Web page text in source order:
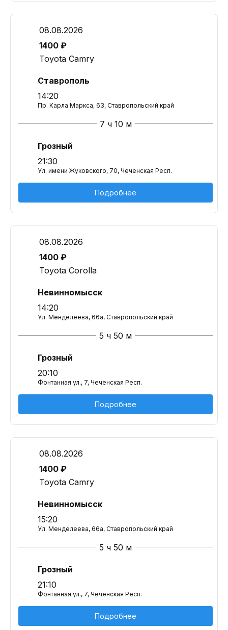
08.08.2026
1400 ₽
Toyota Camry
Ставрополь
14:20
Пр. Карла Маркса, 63, Ставропольский край
7 ч 10 м
Грозный
21:30
Ул. имени Жуковского, 70, Чеченская Респ.
Подробнее
08.08.2026
1400 ₽
Toyota Corolla
Невинномысск
14:20
Ул. Менделеева, 66а, Ставропольский край
5 ч 50 м
Грозный
20:10
Фонтанная ул., 7, Чеченская Респ.
Подробнее
08.08.2026
1400 ₽
Toyota Camry
Невинномысск
15:20
Ул. Менделеева, 66а, Ставропольский край
5 ч 50 м
Грозный
21:10
Фонтанная ул., 7, Чеченская Респ.
Подробнее